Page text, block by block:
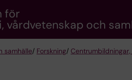
för
vårdvetenskap och
samhälle/ Forskning/